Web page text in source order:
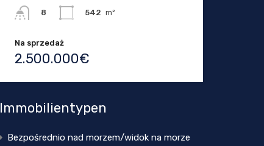
8
542 m²
Na sprzedaż
2.500.000€
Immobilientypen
Bezpośrednio nad morzem/widok na morze